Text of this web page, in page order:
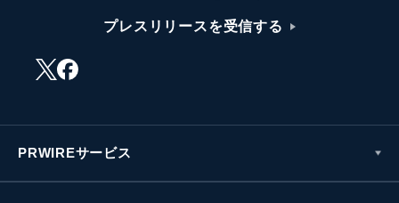
プレスリリースを受信する
PRWIREサービス